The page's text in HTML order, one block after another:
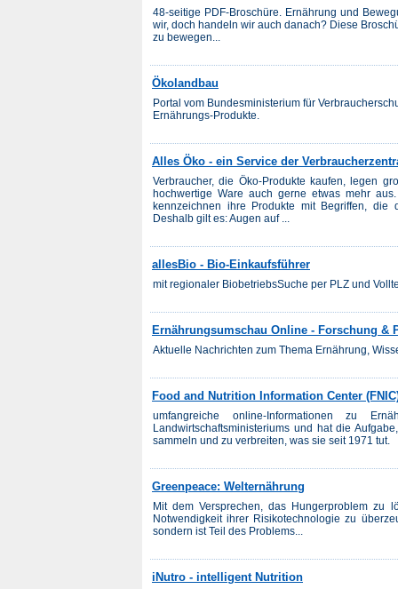
48-seitige PDF-Broschüre. Ernährung und
wir, doch handeln wir auch danach? Diese
zu bewegen...
Ökolandbau
Portal vom Bundesministerium für
Ernährungs-Produkte.
Alles Öko - ein Service der
Verbraucher, die Öko-Produkte kaufen, legen
hochwertige Ware auch gerne etwas mehr
kennzeichnen ihre Produkte mit Begriffen, die
Deshalb gilt es: Augen auf ...
allesBio - Bio-Einkaufsführer
mit regionaler BiobetriebsSuche per PLZ und
Ernährungsumschau Online - Forschung &
Aktuelle Nachrichten zum Thema Ernährung,
Food and Nutrition Information Center
umfangreiche online-Informationen zu
Landwirtschaftsministeriums und hat die
sammeln und zu verbreiten, was sie seit 1971 tut.
Greenpeace: Welternährung
Mit dem Versprechen, das Hungerproblem zu
Notwendigkeit ihrer Risikotechnologie zu
sondern ist Teil des Problems...
iNutro - intelligent Nutrition